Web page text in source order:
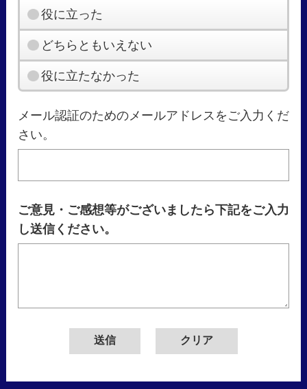
役に立った
どちらともいえない
役に立たなかった
メール認証のためのメールアドレスをご入力くだ
さい。
ご意見・ご感想等がございましたら下記をご入力
し送信ください。